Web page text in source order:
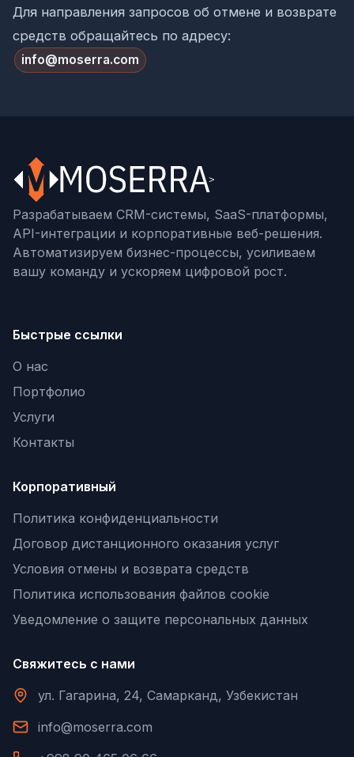
Для направления запросов об отмене и возврате
средств обращайтесь по адресу:
info@moserra.com
Разрабатываем CRM-системы, SaaS-платформы,
API-интеграции и корпоративные веб-решения.
Автоматизируем бизнес-процессы, усиливаем
вашу команду и ускоряем цифровой рост.
Быстрые ссылки
О нас
Портфолио
Услуги
Контакты
Корпоративный
Политика конфиденциальности
Договор дистанционного оказания услуг
Условия отмены и возврата средств
Политика использования файлов cookie
Уведомление о защите персональных данных
Свяжитесь с нами
ул. Гагарина, 24, Самарканд, Узбекистан
info@moserra.com